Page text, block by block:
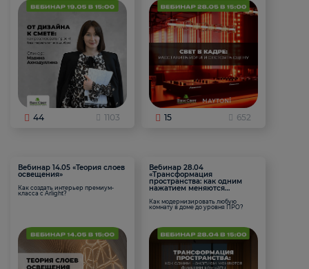
44 1103 15 652
Вебинар 14.05 «Теория слоев
освещения»
Как создать интерьер премиум-
класса с Arlight?
Вебинар 28.04
«Трансформация
пространства: как одним
нажатием меняются
Как модернизировать любую
комнату в доме до уровня ПРО?